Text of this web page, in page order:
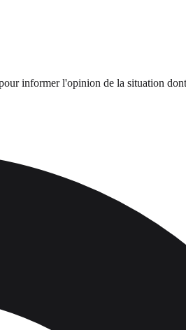
informer l'opinion de la situation